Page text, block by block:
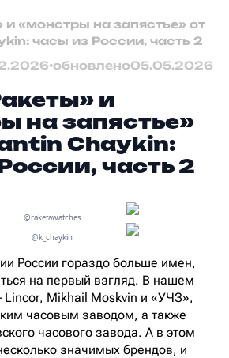
и «монстры на запястье» от
часы из России, часть 2
•обновлено05.05.2026
и
на запястье»
Chaykin:
часть 2
@raketawatches
@k_chaykin
России гораздо больше имен,
на первый взгляд. В нашем
Lincor, Mikhail Moskvin и «УЧЗ»,
часовым заводом, а также
часового завода. А в этом
значимых брендов, и